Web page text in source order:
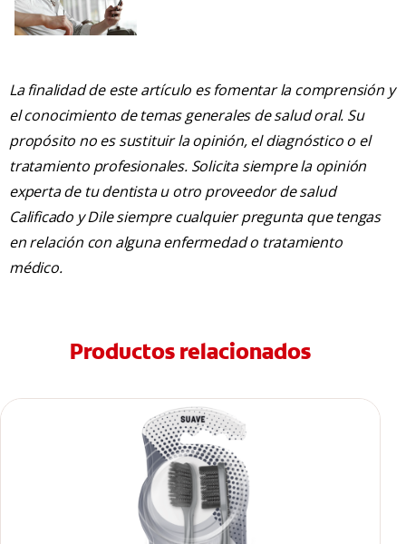
La finalidad de este artículo es fomentar la comprensión y
el conocimiento de temas generales de salud oral. Su
propósito no es sustituir la opinión, el diagnóstico o el
tratamiento profesionales. Solicita siempre la opinión
experta de tu dentista u otro proveedor de salud
Calificado y Dile siempre cualquier pregunta que tengas
en relación con alguna enfermedad o tratamiento
médico.
Productos relacionados